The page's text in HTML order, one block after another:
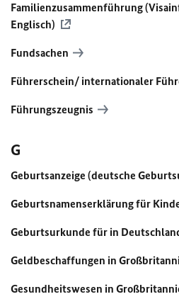
Familienzusammenführung
Englisch)
Fundsachen
Führerschein/ internationaler
Führungszeugnis
G
Geburtsanzeige (deutsche
Geburtsnamenserklärung für
Geburtsurkunde für in
Geldbeschaffungen in
Gesundheitswesen in